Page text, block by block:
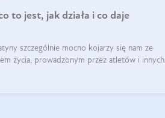
to jest, jak działa i co daje
szczególnie mocno kojarzy się nam ze
życia, prowadzonym przez atletów i innych
aminokwasów poprawia wydolność i